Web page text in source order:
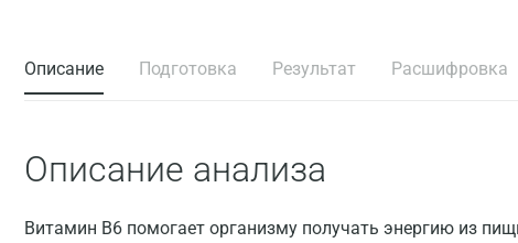
Описание Подготовка Результат Расшифровка
Описание анализа
Витамин B6 помогает организму получать энергию из